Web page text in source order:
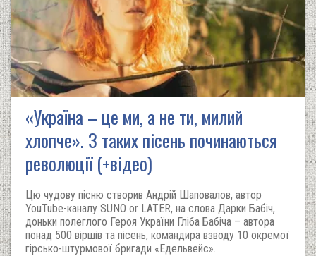
«Україна – це ми, а не ти, милий
хлопче». З таких пісень починаються
революції (+відео)
Цю чудову пісню створив Андрій Шаповалов, автор
YouTube-каналу SUNO or LATER, на слова Дарки Бабіч,
доньки полеглого Героя України Гліба Бабіча – автора
понад 500 віршів та пісень, командира взводу 10 окремої
гірсько-штурмової бригади «Едельвейс».